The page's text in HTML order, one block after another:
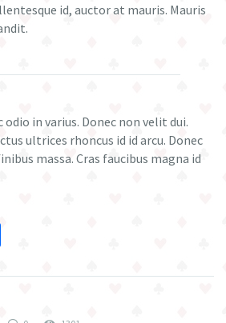
id, auctor at mauris. Mauris
in varius. Donec non velit dui.
ultrices rhoncus id id arcu. Donec
massa. Cras faucibus magna id